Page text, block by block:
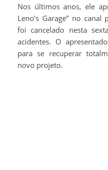
Nos últimos anos, ele
Leno’s Garage” no
foi cancelado nesta
acidentes. O
para se recuperar
novo projeto.